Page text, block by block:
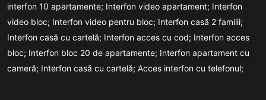
interfon 10 apartamente; Interfon video apartament; Interfon
video bloc; Interfon video pentru bloc; Interfon casă 2 familii;
Interfon casă cu cartelă; Interfon acces cu cod; Interfon acces
bloc; Interfon bloc 20 de apartamente; Interfon apartament cu
cameră; Interfon casă cu cartelă; Acces interfon cu telefonul;